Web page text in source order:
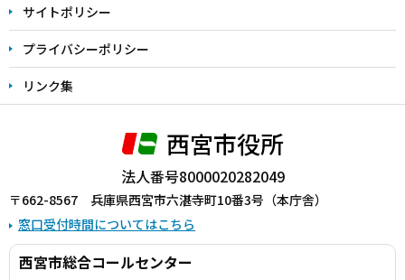
サイトポリシー
プライバシーポリシー
リンク集
西宮市役所
法人番号8000020282049
〒662-8567 兵庫県西宮市六湛寺町10番3号（本庁舎）
窓口受付時間についてはこちら
西宮市総合コールセンター